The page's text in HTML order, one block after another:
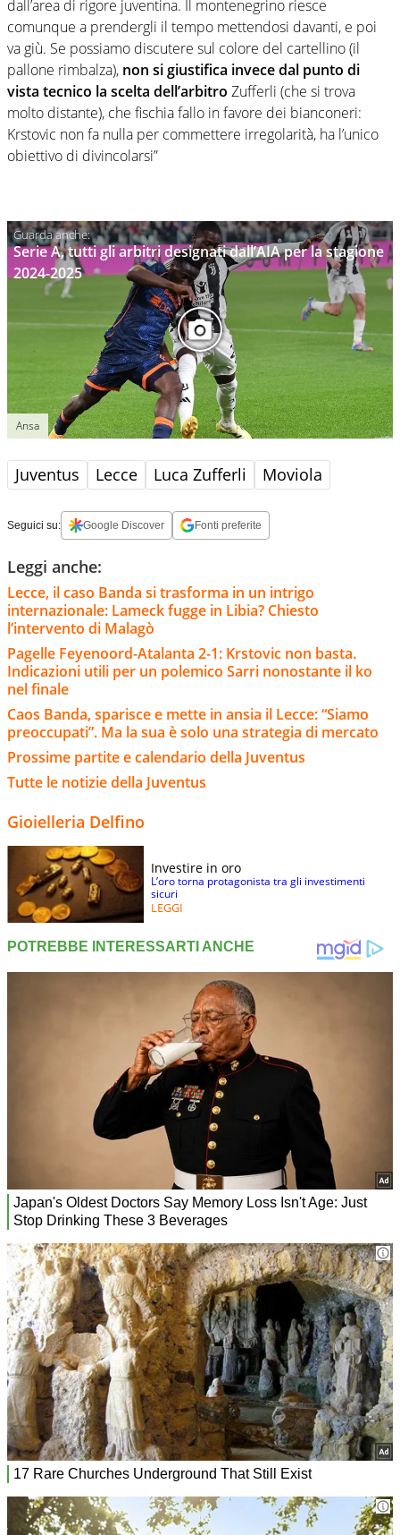
dall’area di rigore juventina. Il montenegrino riesce
comunque a prendergli il tempo mettendosi davanti, e poi
va giù. Se possiamo discutere sul colore del cartellino (il
pallone rimbalza), non si giustifica invece dal punto di
vista tecnico la scelta dell’arbitro Zufferli (che si trova
molto distante), che fischia fallo in favore dei bianconeri:
Krstovic non fa nulla per commettere irregolarità, ha l’unico
obiettivo di divincolarsi”
Serie A, tutti gli arbitri designati dall’AIA per la stagione
2024-2025
Ansa
Juventus Lecce Luca Zufferli Moviola
Seguici su: Google Discover Fonti preferite
Leggi anche:
Lecce, il caso Banda si trasforma in un intrigo
internazionale: Lameck fugge in Libia? Chiesto
l’intervento di Malagò
Pagelle Feyenoord-Atalanta 2-1: Krstovic non basta.
Indicazioni utili per un polemico Sarri nonostante il ko
nel finale
Caos Banda, sparisce e mette in ansia il Lecce: “Siamo
preoccupati”. Ma la sua è solo una strategia di mercato
Prossime partite e calendario della Juventus
Tutte le notizie della Juventus
Gioielleria Delfino
Investire in oro
L’oro torna protagonista tra gli investimenti
sicuri
LEGGI